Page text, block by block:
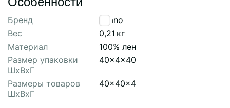
Бренд
Tkano
Вес
0,21 кг
Материал
100% лен
Размер упаковки
ШхВхГ
40x4x40
Размеры товаров
ШхВхГ
40x40x4